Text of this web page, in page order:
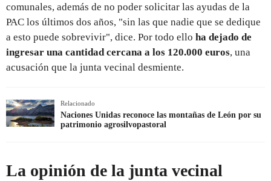
comunales, además de no poder solicitar las ayudas de la
PAC los últimos dos años, "sin las que nadie que se dedique
a esto puede sobrevivir", dice. Por todo ello ha dejado de
ingresar una cantidad cercana a los 120.000 euros, una
acusación que la junta vecinal desmiente.
Relacionado
Naciones Unidas reconoce las montañas de León por su
patrimonio agrosilvopastoral
La opinión de la junta vecinal